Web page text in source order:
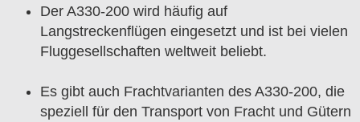
Der A330-200 wird häufig auf
Langstreckenflügen eingesetzt und ist bei vielen
Fluggesellschaften weltweit beliebt.
Es gibt auch Frachtvarianten des A330-200, die
speziell für den Transport von Fracht und Gütern